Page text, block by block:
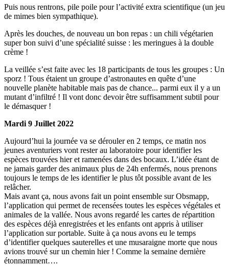
Puis nous rentrons, pile poile pour l’activité extra scientifique (un jeu
de mimes bien sympathique).
Après les douches, de nouveau un bon repas : un chili végétarien
super bon suivi d’une spécialité suisse : les meringues à la double
crème !
La veillée s’est faite avec les 18 participants de tous les groupes : Un
sporz ! Tous étaient un groupe d’astronautes en quête d’une
nouvelle planète habitable mais pas de chance... parmi eux il y a un
mutant d’infiltré ! Il vont donc devoir être suffisamment subtil pour
le démasquer !
Mardi 9 Juillet 2022
Aujourd’hui la journée va se dérouler en 2 temps, ce matin nos
jeunes aventuriers vont rester au laboratoire pour identifier les
espèces trouvées hier et ramenées dans des bocaux. L’idée étant de
ne jamais garder des animaux plus de 24h enfermés, nous prenons
toujours le temps de les identifier le plus tôt possible avant de les
relâcher.
Mais avant ça, nous avons fait un point ensemble sur Obsmapp,
l’application qui permet de recensées toutes les espèces végétales et
animales de la vallée. Nous avons regardé les cartes de répartition
des espèces déjà enregistrées et les enfants ont appris à utiliser
l’application sur portable. Suite à ça nous avons eu le temps
d’identifier quelques sauterelles et une musaraigne morte que nous
avions trouvé sur un chemin hier ! Comme la semaine dernière
étonnamment….